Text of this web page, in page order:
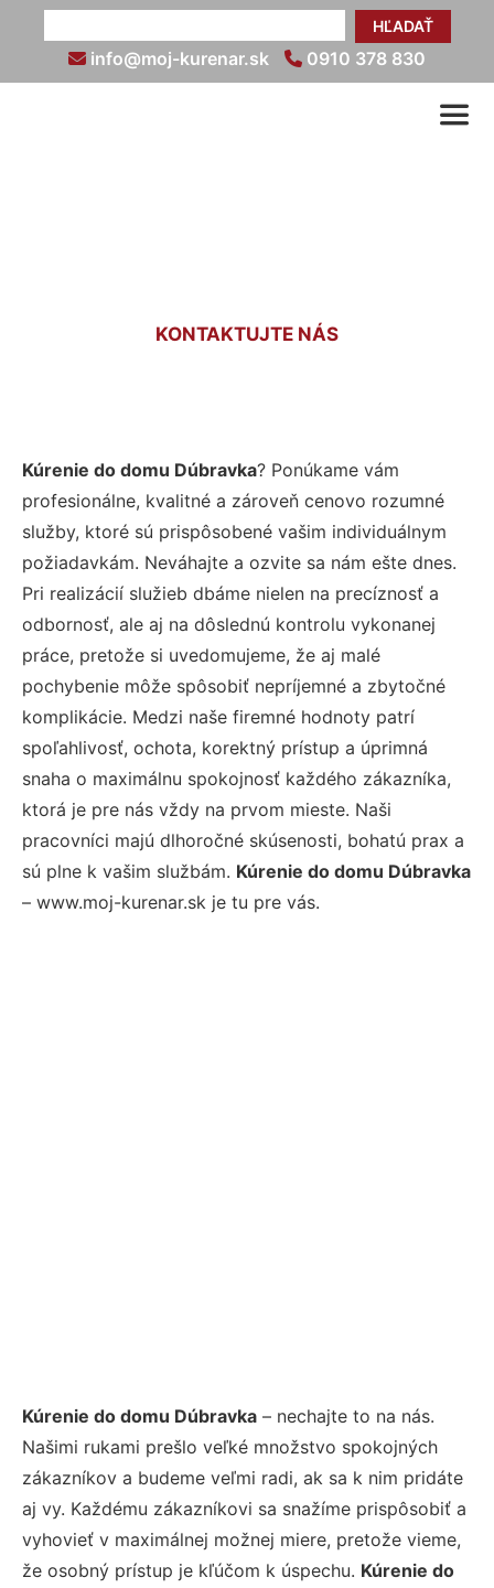
HĽADAŤ
info@moj-kurenar.sk 0910 378 830
KONTAKTUJTE NÁS
Kúrenie do domu Dúbravka? Ponúkame vám
profesionálne, kvalitné a zároveň cenovo rozumné
služby, ktoré sú prispôsobené vašim individuálnym
požiadavkám. Neváhajte a ozvite sa nám ešte dnes.
Pri realizácií služieb dbáme nielen na precíznosť a
odbornosť, ale aj na dôslednú kontrolu vykonanej
práce, pretože si uvedomujeme, že aj malé
pochybenie môže spôsobiť nepríjemné a zbytočné
komplikácie. Medzi naše firemné hodnoty patrí
spoľahlivosť, ochota, korektný prístup a úprimná
snaha o maximálnu spokojnosť každého zákazníka,
ktorá je pre nás vždy na prvom mieste. Naši
pracovníci majú dlhoročné skúsenosti, bohatú prax a
sú plne k vašim službám. Kúrenie do domu Dúbravka
– www.moj-kurenar.sk je tu pre vás.
Kúrenie do domu Dúbravka – nechajte to na nás.
Našimi rukami prešlo veľké množstvo spokojných
zákazníkov a budeme veľmi radi, ak sa k nim pridáte
aj vy. Každému zákazníkovi sa snažíme prispôsobiť a
vyhovieť v maximálnej možnej miere, pretože vieme,
že osobný prístup je kľúčom k úspechu. Kúrenie do